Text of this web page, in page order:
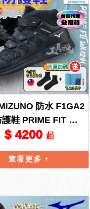
防水 F1GA2
鞋 PRIME FIT WU
工
$ 4200 起
查看更多